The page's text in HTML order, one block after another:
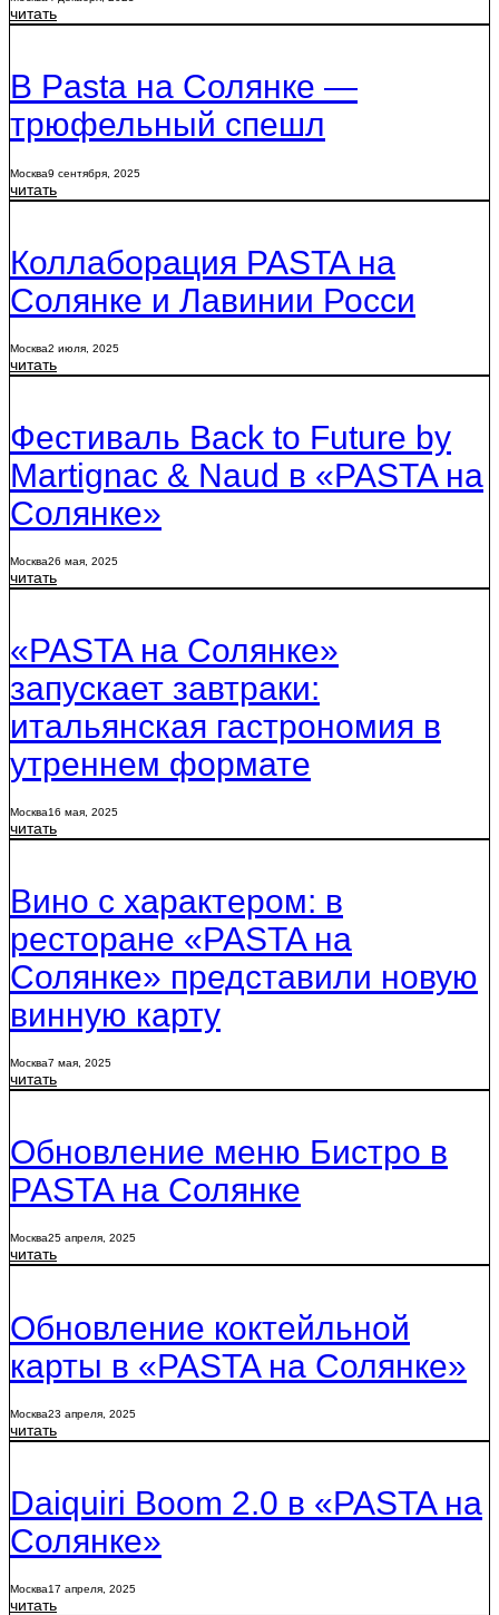
читать
В Pasta на Солянке —
трюфельный спешл
Москва9 сентября, 2025
читать
Коллаборация PASTA на
Солянке и Лавинии Росси
Москва2 июля, 2025
читать
Фестиваль Back to Future by
Martignac & Naud в «PASTA на
Солянке»
Москва26 мая, 2025
читать
«PASTA на Солянке»
запускает завтраки:
итальянская гастрономия в
утреннем формате
Москва16 мая, 2025
читать
Вино с характером: в
ресторане «PASTA на
Солянке» представили новую
винную карту
Москва7 мая, 2025
читать
Обновление меню Бистро в
PASTA на Солянке
Москва25 апреля, 2025
читать
Обновление коктейльной
карты в «PASTA на Солянке»
Москва23 апреля, 2025
читать
Daiquiri Boom 2.0 в «PASTA на
Солянке»
Москва17 апреля, 2025
читать